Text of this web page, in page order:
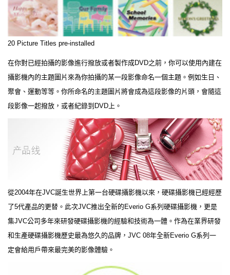
20 Picture Titles pre-installed
在你對已經拍攝的影像進行撥放或者製作成DVD之前，你可以使用內建在
攝影機內的主題圖片來為你拍攝的某一段影像命名一個主題。例如生日、
聚會、運動等等。你所命名的主題圖片將會成為這段影像的片頭，會隨這
段影像一起撥放，或者紀錄到DVD上。
從2004年在JVC誕生世界上第一台硬碟攝影機以來，硬碟攝影機已經經歷
了5代產品的更替。此次JVC推出全新的Everio G系列硬碟攝影機，更是
集JVC公司多年來研發硬碟攝影機的經驗和技術為一體。作為在業界研發
和生產硬碟攝影機歷史最為悠久的品牌，JVC 08年全新Everio G系列一
定會給用戶帶來最完美的影像體驗。